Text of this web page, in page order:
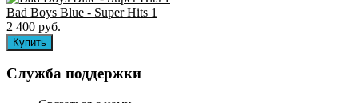
Bad Boys Blue - Super Hits 1
2 400 руб.
Служба поддержки